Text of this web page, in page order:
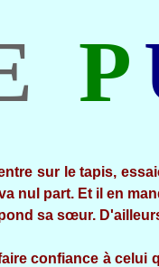
sur le tapis,
nul part. Et il en
sa sœur.
confiance à celui
P